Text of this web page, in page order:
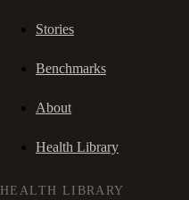
Stories
Benchmarks
About
Health Library
HEALTH LIBRARY